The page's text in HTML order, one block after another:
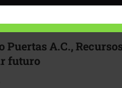
Puertas A.C.,
futuro